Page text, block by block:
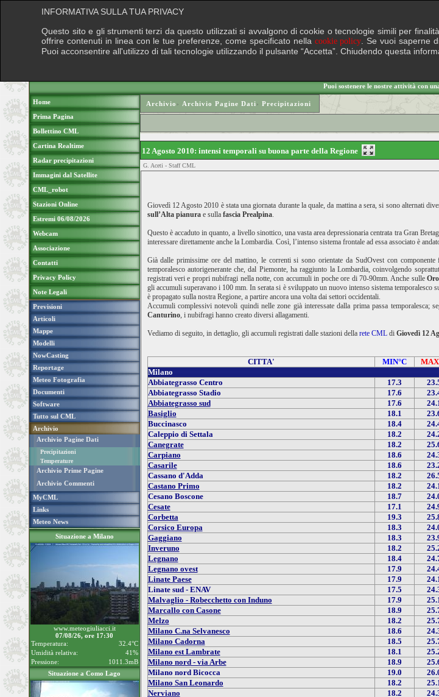
Puoi sostenere le nostre attività con
Home
Prima Pagina
Bollettino CML
Cartina Realtime
Radar precipitazioni
Immagini dal Satellite
CML_robot
Stazioni Online
Estremi 06/08/2026
Webcam
Associazione
Contatti
Privacy Policy
Note Legali
Previsioni
Articoli
Mappe
Modelli
NowCasting
Reportage
Meteo Fotografia
Documenti
Software
Tutto sul CML
Archivio
Archivio Pagine Dati
Precipitazioni
Temperature
Archivio Prime Pagine
Archivio Commenti
MyCML
Links
Meteo News
Situazione a Milano
www.meteogiuliacci.it
07/08/26, ore 17:30
Temperatura:
32.4°C
Umidità relativa:
41%
Pressione:
1011.3mB
Situazione a Como Lago
Archivio › Archivio Pagine Dati› Precipitazioni
12 Agosto 2010: intensi temporali su buona parte della Regione
G. Aceti - Staff CML
Giovedì 12 Agosto 2010 è stata una giornata durante la quale, da mattina a sera, si sono alternati
sull’Alta pianurae sulla fascia Prealpina.
Questo è accaduto in quanto, a livello sinottico, una vasta area depressionaria centrata tra Gran
interessare direttamente anche la Lombardia. Così, l’intenso sistema frontale ad essa associato è
Già dalle primissime ore del mattino, le correnti si sono orientate da SudOvest con componente
temporalesco autorigenerante che, dal Piemonte, ha raggiunto la Lombardia, coinvolgendo
registrati veri e propri nubifragi nella notte, con accumuli in poche ore di 70-90mm. Anche sulle
gli accumuli superavano i 100 mm. In serata si è sviluppato un nuovo intenso sistema temporalesco
è propagato sulla nostra Regione, a partire ancora una volta dai settori occidentali.
Accumuli complessivi notevoli quindi nelle zone già interessate dalla prima passa temporalesca;
Canturino, i nubifragi hanno creato diversi allagamenti.
Vediamo di seguito, in dettaglio, gli accumuli registrati dalle stazioni della rete CMLdi Giovedì 12
CITTA' MIN°C
Milano
Abbiategrasso Centro
17.3
Abbiategrasso Stadio
17.6
Abbiategrasso sud
17.6
Basiglio
18.1
Buccinasco
18.4
Caleppio di Settala
18.2
Canegrate
18.2
Carpiano
18.6
Casarile
18.6
Cassano d'Adda
18.2
Castano Primo
18.2
Cesano Boscone
18.7
Cesate
17.1
Corbetta
19.3
Corsico Europa
18.3
Gaggiano
18.3
Inveruno
18.2
Legnano
18.4
Legnano ovest
17.9
Linate Paese
17.9
Linate sud - ENAV
17.5
Malvaglio - Robecchetto con Induno
17.9
Marcallo con Casone
18.9
Melzo
18.2
Milano C.na Selvanesco
18.6
Milano Cadorna
18.5
Milano est Lambrate
18.1
Milano nord - via Arbe
18.9
Milano nord Bicocca
19.0
Milano San Leonardo
18.2
Nerviano
18.2
INFORMATIVA SULLA TUA PRIVACY
Questo sito e gli strumenti terzi da questo utilizzati si avvalgono di cookie o tecnologie simili per
offrire contenuti in linea con le tue preferenze, come specificato nella cookie policy . Se vuoi saperne
Puoi acconsentire all'utilizzo di tali tecnologie utilizzando il pulsante “Accetta”. Chiudendo questa